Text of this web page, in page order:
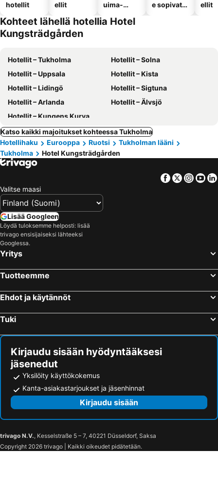
hotellit
ellit
uima-
e sopivat
ellit
Kohteet lähellä hotellia Hotel
Kungsträdgården
Hotellit – Tukholma
Hotellit – Solna
Hotellit – Uppsala
Hotellit – Kista
Hotellit – Lidingö
Hotellit – Sigtuna
Hotellit – Arlanda
Hotellit – Älvsjö
Hotellit – Kungens Kurva
Katso kaikki majoitukset kohteessa Tukholma
Hotellihaku
Eurooppa Ruotsi
Tukholman lääni
Tukholma
Hotel Kungsträdgården
Facebook
Twitter
Valitse maasi
Lisää Googleen
Löydä tuloksemme helposti: lisää
trivago ensisijaiseksi lähteeksi
Googlessa.
Yritys
Tuotteemme
Ehdot ja käytännöt
Tuki
Kirjaudu sisään hyödyntääksesi
jäsenedut
Yksilöity käyttökokemus
Kanta-asiakastarjoukset ja jäsenhinnat
Kirjaudu sisään
trivago N.V., Kesselstraße 5 – 7, 40221 Düsseldorf, Saksa
Copyright 2026 trivago | Kaikki oikeudet pidätetään.